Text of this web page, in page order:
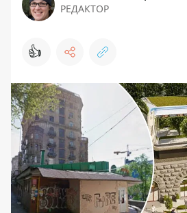
РЕДАКТОР
👍